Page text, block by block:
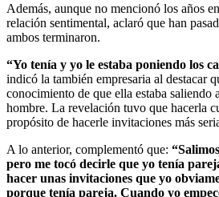
Además, aunque no mencionó los años
relación sentimental, aclaró que han
ambos terminaron.
“Yo tenía y yo le estaba poniendo los
indicó la también empresaria al destacar
conocimiento de que ella estaba
hombre. La revelación tuvo que hacerla
propósito de hacerle invitaciones más
A lo anterior, complementó que:
pero me tocó decirle que yo tenía
hacer unas invitaciones que yo
porque tenía pareja. Cuando yo